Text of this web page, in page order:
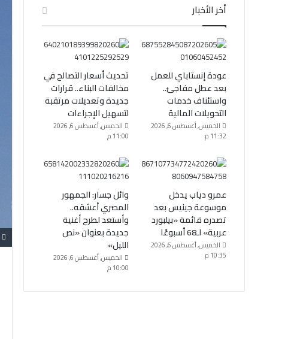
أخر الأخبار
عودة إنستاباي للعمل
بعد عطل مفاجئ..
واستئناف خدمات
التحويلات المالية
الخميس, أغسطس 6, 2026
11:32 م
تحديث أسعار التصالح في
مخالفات البناء.. قرارات
جديدة وتعديلات مرتقبة
لتسهيل الإجراءات
الخميس, أغسطس 6, 2026
11:00 م
عمرو دياب يدخل
موسوعة جينيس بعد
تصدره قائمة «بيلبورد
عربية» لـ68 أسبوعًا
الخميس, أغسطس 6, 2026
10:35 م
وائل جسار: الجمهور
المصري أعشقه..
وأستعد لطرح أغنية
جديدة بعنوان «نص
الليل»
الخميس, أغسطس 6, 2026
10:00 م